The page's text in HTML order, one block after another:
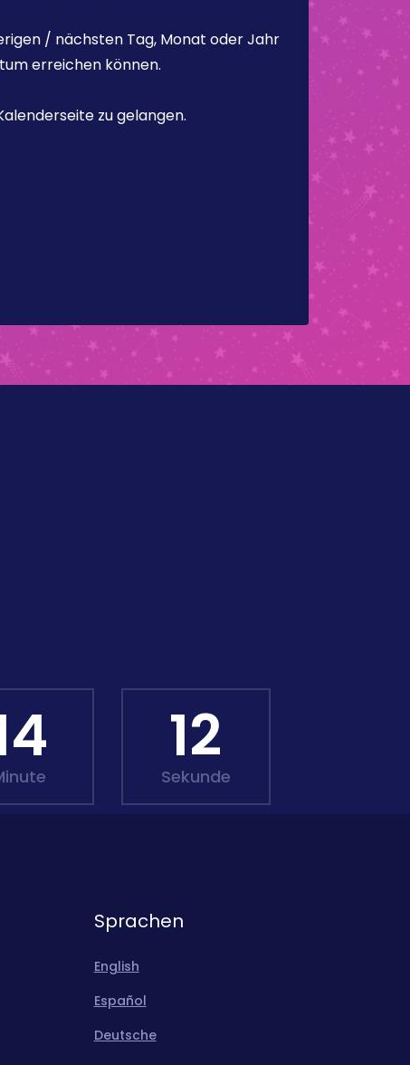
/ nächsten Tag, Monat oder Jahr
erreichen können.
zu gelangen.
10
Sekunde
Sprachen
English
Español
Deutsche